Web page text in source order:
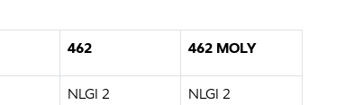
462 462 MOLY
NLGI 2 NLGI 2